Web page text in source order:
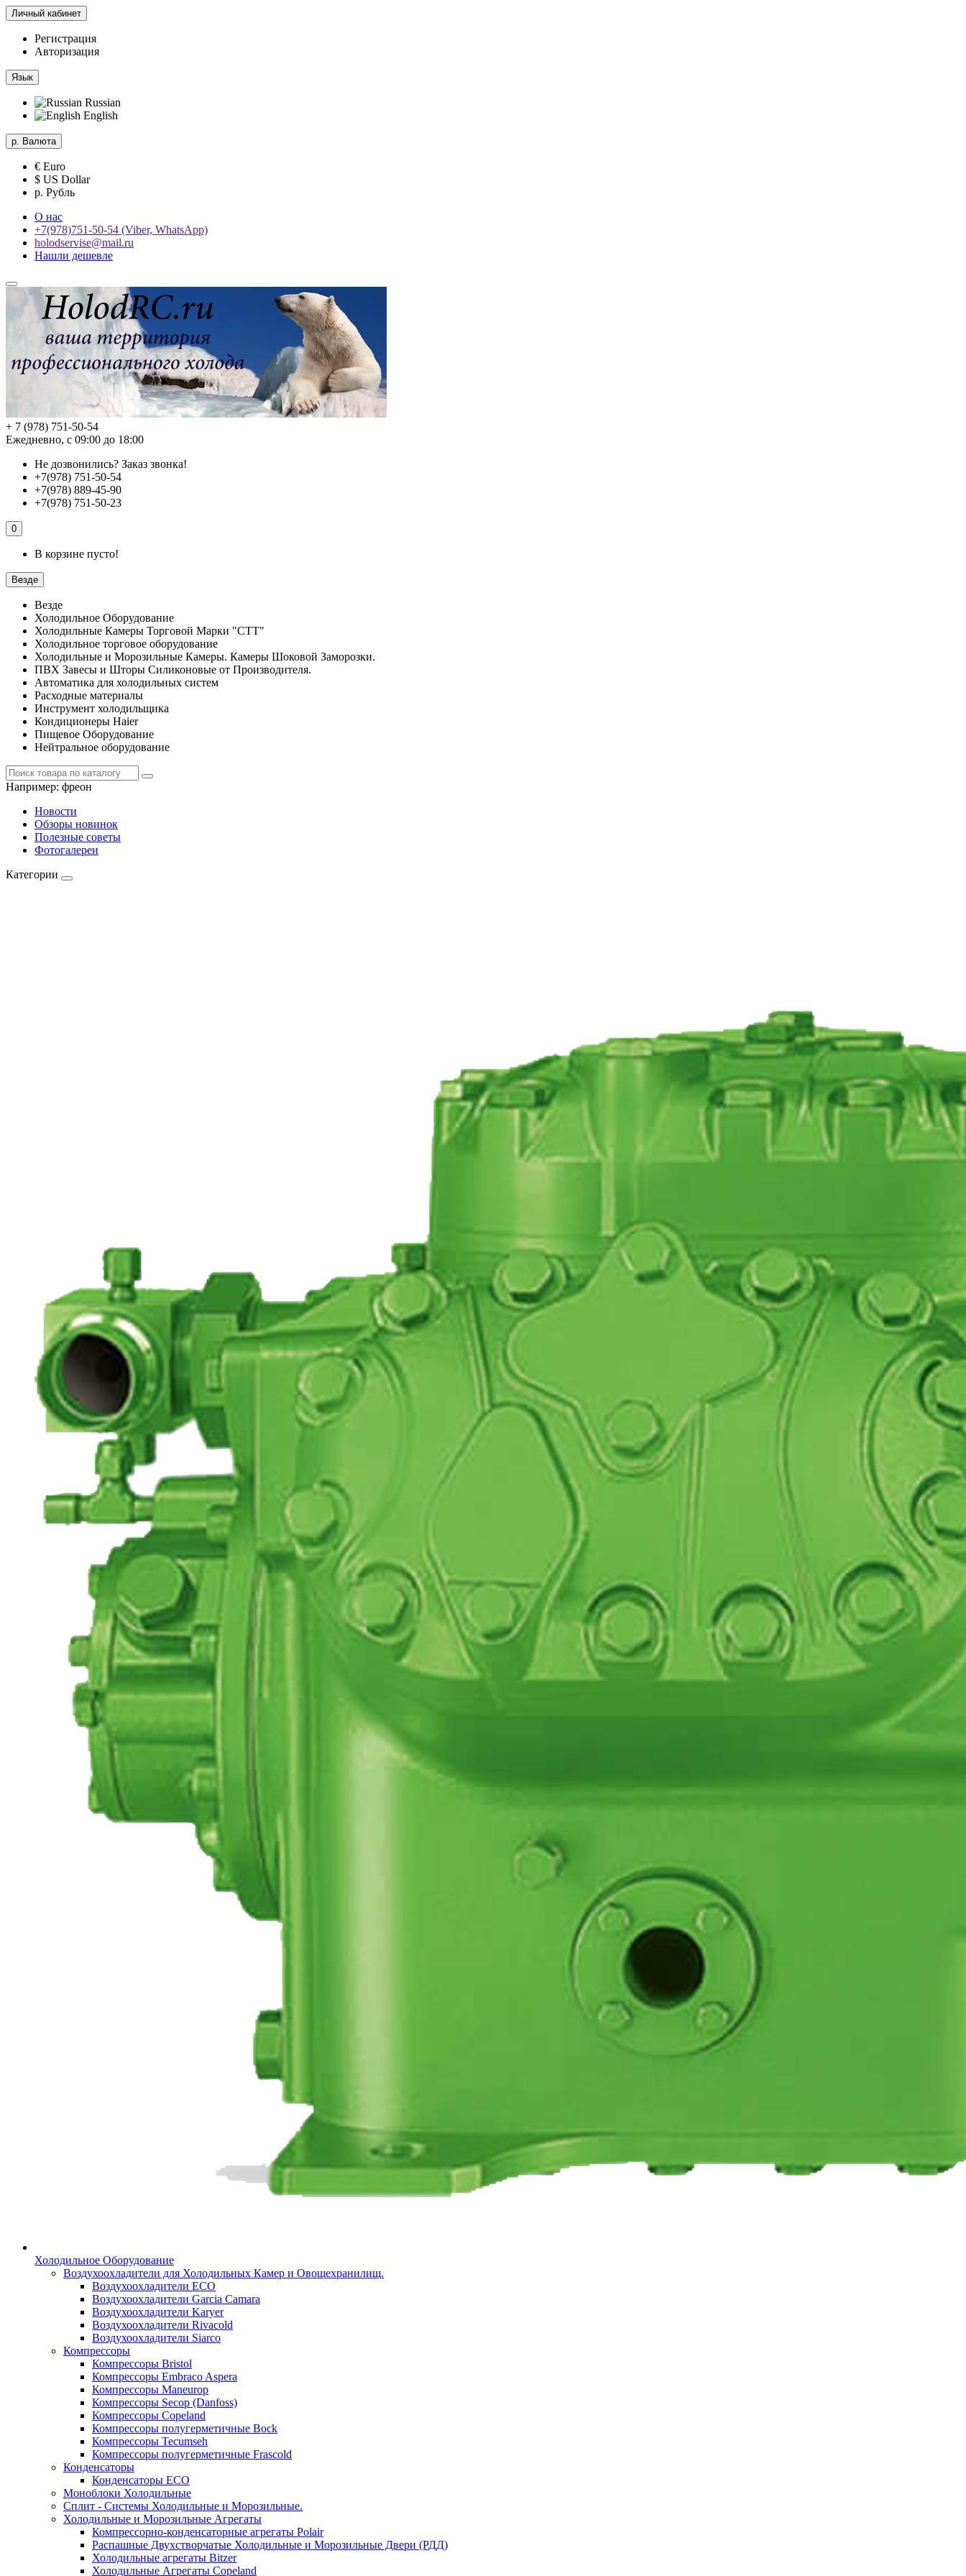
Личный кабинет
Регистрация
Авторизация
Язык
Russian
English
р. Валюта
€ Euro
$ US Dollar
р. Рубль
О нас
+7(978)751-50-54 (Viber, WhatsApp)
holodservise@mail.ru
Нашли дешевле
+ 7 (978) 751-50-54
Ежедневно, с 09:00 до 18:00
Не дозвонились? Заказ звонка!
+7(978) 751-50-54
+7(978) 889-45-90
+7(978) 751-50-23
0
В корзине пусто!
Везде
Везде
Холодильное Оборудование
Холодильные Камеры Торговой Марки "СТТ"
Холодильное торговое оборудование
Холодильные и Морозильные Камеры. Камеры Шоковой Заморозки.
ПВХ Завесы и Шторы Силиконовые от Производителя.
Автоматика для холодильных систем
Расходные материалы
Инструмент холодильщика
Кондиционеры Haier
Пищевое Оборудование
Нейтральное оборудование
Например: фреон
Новости
Обзоры новинок
Полезные советы
Фотогалереи
Категории
Холодильное Оборудование
Воздухоохладители для Холодильных Камер и Овощехранилищ.
Воздухоохладители ECO
Воздухоохладители Garcia Camara
Воздухоохладители Karyer
Воздухоохладители Rivacold
Воздухоохладители Siarco
Компрессоры
Компрессоры Bristol
Компрессоры Embraco Aspera
Компрессоры Maneurop
Компрессоры Secop (Danfoss)
Компрессоры Copeland
Компрессоры полугерметичные Bock
Компрессоры Tecumseh
Компрессоры полугерметичные Frascold
Конденсаторы
Конденсаторы ECO
Моноблоки Холодильные
Сплит - Системы Холодильные и Морозильные.
Холодильные и Морозильные Агрегаты
Компрессорно-конденсаторные агрегаты Polair
Распашные Двухстворчатые Холодильные и Морозильные Двери (РДД)
Холодильные агрегаты Bitzer
Холодильные Агрегаты Copeland